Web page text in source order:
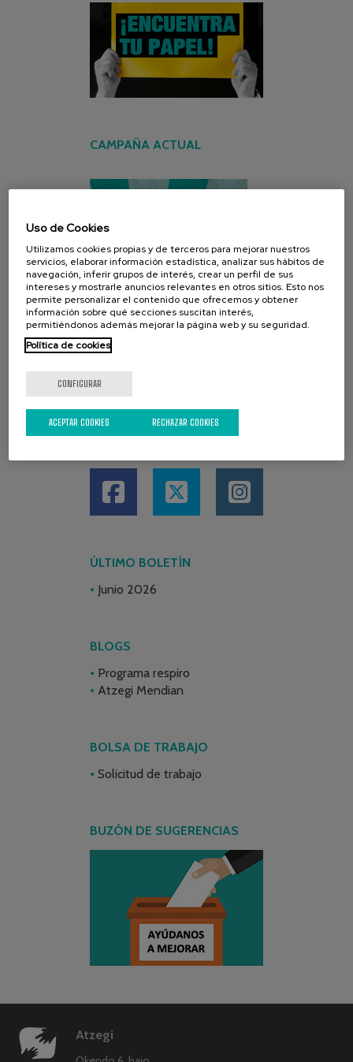
CAMPAÑA ACTUAL
ÚLTIMO BOLETÍN
Junio 2026
BLOGS
Programa respiro
Atzegi Mendian
BOLSA DE TRABAJO
Solicitud de trabajo
BUZÓN DE SUGERENCIAS
Atzegi
Uso de Cookies
Utilizamos cookies propias y de terceros para mejorar nuestros
servicios, elaborar información estadística, analizar sus hábitos de
navegación, inferir grupos de interés, crear un perfil de sus
intereses y mostrarle anuncios relevantes en otros sitios. Esto nos
permite personalizar el contenido que ofrecemos y obtener
información sobre qué secciones suscitan interés,
permitiéndonos además mejorar la página web y su seguridad.
Política de cookies
CONFIGURAR
RECHAZAR COOKIES
ACEPTAR COOKIES